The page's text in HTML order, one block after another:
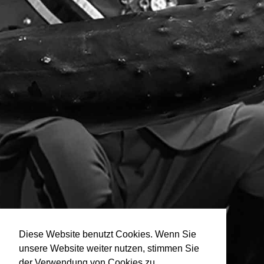
Diese Website benutzt Cookies. Wenn Sie
unsere Website weiter nutzen, stimmen Sie